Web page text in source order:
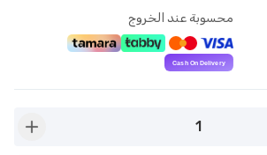
محسوبة عند الخروج
1
plus